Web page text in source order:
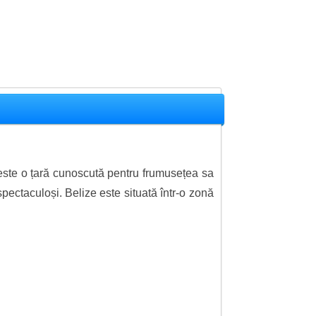
o țară cunoscută pentru frumusețea sa
Belize este situată într-o zonă